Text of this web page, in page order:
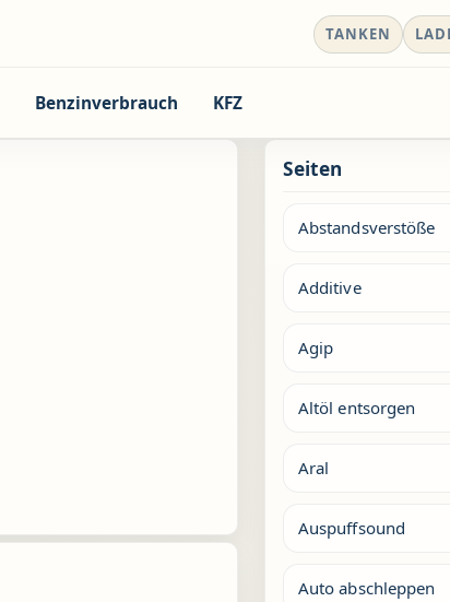
TANKEN
Benzinverbrauch KFZ
Seiten
Abstandsverstöße
Additive
Agip
Altöl entsorgen
Aral
Auspuffsound
Auto abschleppen